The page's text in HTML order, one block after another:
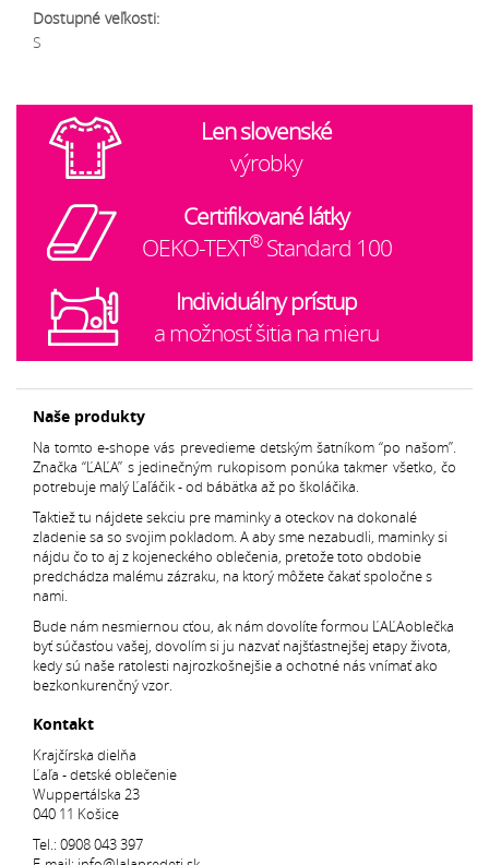
Dostupné veľkosti:
S
Len slovenské
výrobky
Certifikované látky
OEKO-TEXT®Standard 100
Individuálny prístup
a možnosť šitia na mieru
Naše produkty
Na tomto e-shope vás prevedieme detským šatníkom “po našom”.
Značka “ĽAĽA” s jedinečným rukopisom ponúka takmer všetko, čo
potrebuje malý Ľaľáčik - od bábätka až po školáčika.
Taktiež tu nájdete sekciu pre maminky a oteckov na dokonalé
zladenie sa so svojim pokladom. A aby sme nezabudli, maminky si
nájdu čo to aj z kojeneckého oblečenia, pretože toto obdobie
predchádza malému zázraku, na ktorý môžete čakať spoločne s
nami.
Bude nám nesmiernou cťou, ak nám dovolíte formou ĽAĽAoblečka
byť súčasťou vašej, dovolím si ju nazvať najšťastnejšej etapy života,
kedy sú naše ratolesti najrozkošnejšie a ochotné nás vnímať ako
bezkonkurenčný vzor.
Kontakt
Krajčírska dielňa
Ľaľa - detské oblečenie
Wuppertálska 23
040 11 Košice
Tel.: 0908 043 397